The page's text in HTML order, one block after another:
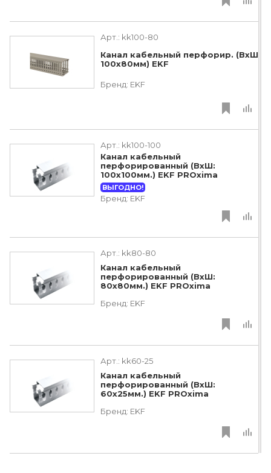
Арт.: kk100-80
Канал кабельный перфорир. (ВхШ
100х80мм) EKF
Бренд: EKF
Арт.: kk100-100
Канал кабельный
перфорированный (ВхШ:
100х100мм.) EKF PROxima
ВЫГОДНО!
Бренд: EKF
Арт.: kk80-80
Канал кабельный
перфорированный (ВхШ:
80х80мм.) EKF PROxima
Бренд: EKF
Арт.: kk60-25
Канал кабельный
перфорированный (ВхШ:
60х25мм.) EKF PROxima
Бренд: EKF